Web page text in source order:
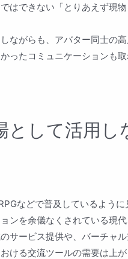
はできない「とりあえず現
ながらも、アバター同士の
ったコミュニケーションも取
として活用し
などで普及しているよう
ンを余儀なくされている現代
サービス提供や、バーチャ
ける交流ツールの需要は上